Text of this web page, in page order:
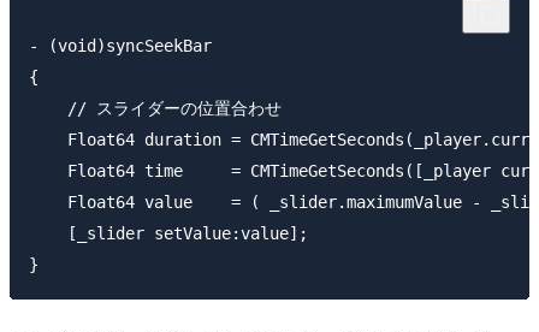
- (void)syncSeekBar
{
    // スライダーの位置合わせ
Float64 duration =
Float64 time     = CMTimeGetSeconds([_player
Float64 value    = ( _slider.maximumValue -
    [_slider setValue:value];